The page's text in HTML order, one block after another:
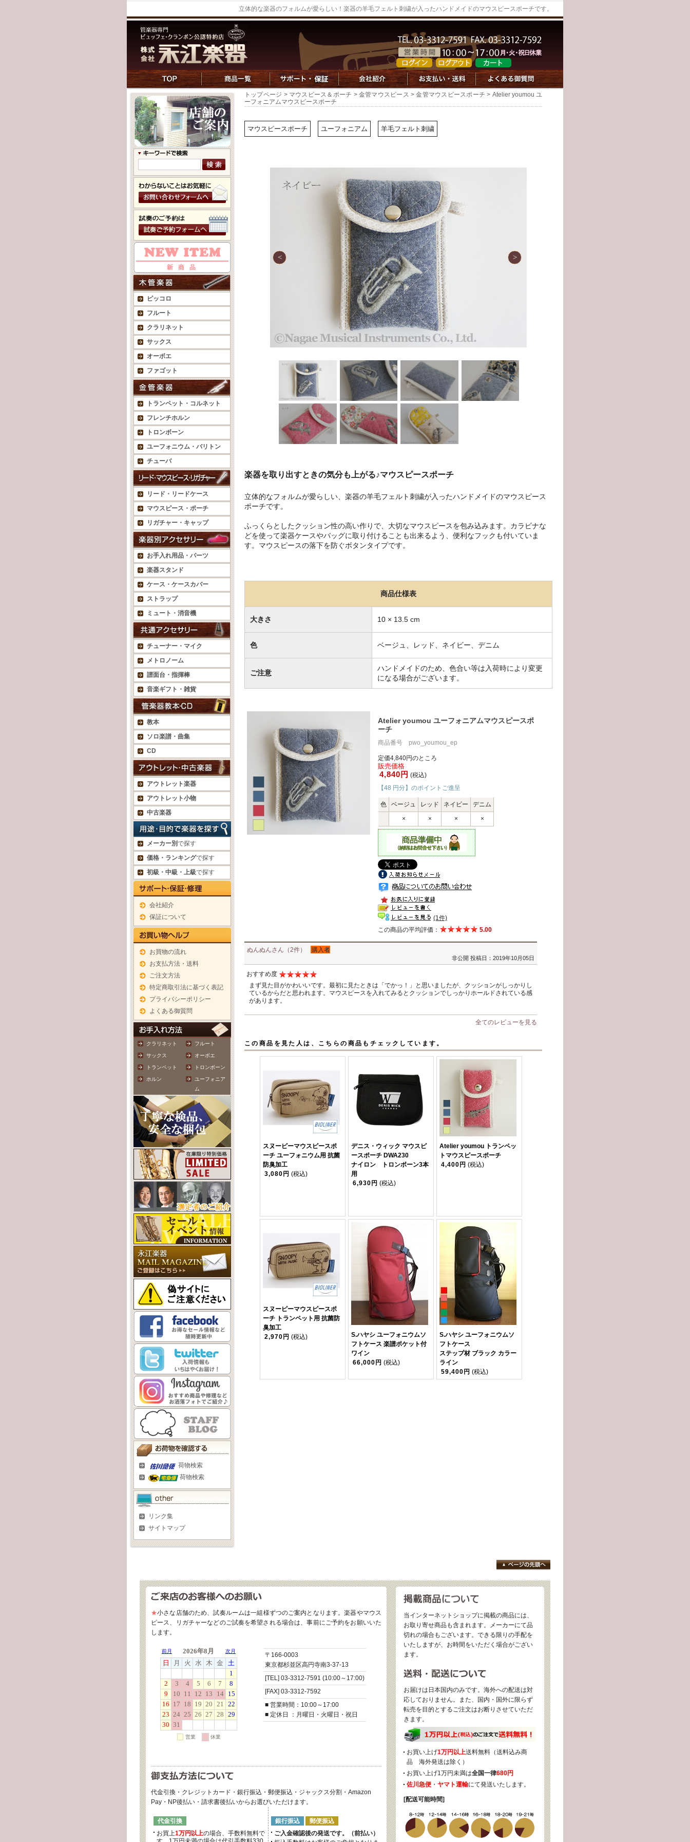
立体的な楽器のフォルムが愛らしい！楽器の羊毛フェルト刺繍が入ったハンドメイドのマウスピースポーチです。
ピッコロ
フルート
クラリネット
サックス
オーボエ
ファゴット
トランペット・コルネット
フレンチホルン
トロンボーン
ユーフォニウム・バリトン
チューバ
リード・リードケース
マウスピース・ポーチ
リガチャー・キャップ
お手入れ用品・パーツ
楽器スタンド
ケース・ケースカバー
ストラップ
ミュート・消音機
チューナー・マイク
メトロノーム
譜面台・指揮棒
音楽ギフト・雑貨
教本
ソロ楽譜・曲集
CD
アウトレット楽器
アウトレット小物
中古楽器
メーカー別で探す
価格・ランキングで探す
初級・中級・上級で探す
会社紹介
保証について
お買物の流れ
お支払方法・送料
ご注文方法
特定商取引法に基づく表記
プライバシーポリシー
よくある御質問
クラリネット フルート
サックス オーボエ
トランペット トロンボーン
ホルン
ユーフォニア
ム
荷物検索
荷物検索
リンク集
サイトマップ
トップページ > マウスピース＆ポーチ > 金管マウスピース >金管マウスピースポーチ > Atelier youmou ユ
ーフォニアムマウスピースポーチ
マウスピースポーチ ユーフォニアム 羊毛フェルト刺繍
楽器を取り出すときの気分も上がる♪マウスピースポーチ
立体的なフォルムが愛らしい、楽器の羊毛フェルト刺繍が入ったハンドメイドのマウスピース
ポーチです。
ふっくらとしたクッション性の高い作りで、大切なマウスピースを包み込みます。カラビナな
どを使って楽器ケースやバッグに取り付けることも出来るよう、便利なフックも付いていま
す。マウスピースの落下を防ぐボタンタイプです。
商品仕様表
大きさ 10 × 13.5 cm
色 ベージュ、レッド、ネイビー、デニム
ご注意
ハンドメイドのため、色合い等は入荷時により変更
になる場合がございます。
Atelier youmou ユーフォニアムマウスピースポ
ーチ
商品番号 pwo_youmou_ep
定価4,840円のところ
販売価格
4,840円 (税込)
【48 円分】のポイントご進呈
色 ベージュ レッド ネイビー
デニム
×
× × ×
(1件)
この商品の平均評価：
5.00
ぬんぬんさん（2件） 購入者
非公開 投稿日：2019年10月05日
おすすめ度
まず見た目がかわいいです。最初に見たときは「でかっ！」と思いましたが、クッションがしっかりし
ているからだと思われます。マウスピースを入れてみるとクッションでしっかりホールドされている感
があります。
全てのレビューを見る
この商品を見た人は、こちらの商品もチェックしています。
スヌーピーマウスピースポ
ーチ ユーフォニウム用 抗菌
防臭加工
3,080円 (税込)
デニス・ウィック マウスピ
ースポーチ DWA230
ナイロン トロンボーン3本
用
6,930円 (税込)
Atelier youmou トランペッ
トマウスピースポーチ
4,400円 (税込)
スヌーピーマウスピースポ
ーチ トランペット用 抗菌防
臭加工
2,970円 (税込)
S.ハヤシ ユーフォニウムソ
フトケース 楽譜ポケット付
ワイン
66,000円 (税込)
S.ハヤシ ユーフォニウムソ
フトケース
ステップ材 ブラック カラー
ライン
59,400円 (税込)
★小さな店舗のため、試奏ルームは一組様ずつのご案内となります。楽器やマウス
ピース、リガチャーなどのご試奏を希望される場合は、事前にご予約をお願いいた
します。
〒166-0003
東京都杉並区高円寺南3-37-13
[TEL] 03-3312-7591 (10:00～17:00)
[FAX] 03-3312-7592
■ 営業時間：10:00～17:00
■ 定休日 ：月曜日・火曜日・祝日
代金引換・クレジットカード・銀行振込・郵便振込・ジャックス分割・Amazon
Pay・NP後払い・請求書後払いからお選びいただけます。
代金引換
お買上1万円以上の場合、手数料無料で
銀行振込
郵便振込
ご入金確認後の発送です。（前払い）
当インターネットショップに掲載の商品には、
お取り寄せ商品も含まれます。メーカーにて品
切れの場合もございます。できる限りの手配を
いたしますが、お時間をいただく場合がござい
ます。
お届けは日本国内のみです。海外への配送は対
応しておりません。また、国内・国外に限らず
転売を目的とするご注文はお断りさせていただ
きます。
お買い上げ1万円以上送料無料（送料込み商
品 海外発送は除く）
お買い上げ1万円未満は全国一律680円
佐川急便 ・ ヤマト運輸にて発送いたします。
[配送可能時間]